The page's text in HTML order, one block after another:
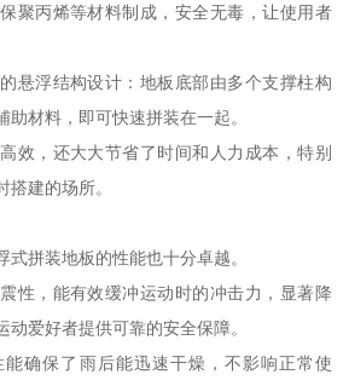
聚丙烯等材料制成，安全无毒，让使用者
悬浮结构设计：地板底部由多个支撑柱构
助材料，即可快速拼装在一起。
效，还大大节省了时间和人力成本，特别
建的场所。
式拼装地板的性能也十分卓越。
性，能有效缓冲运动时的冲击力，显著降
爱好者提供可靠的安全保障。
能确保了雨后能迅速干燥，不影响正常使